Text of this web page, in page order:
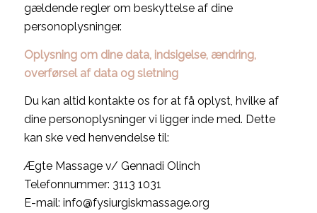
gældende regler om beskyttelse af dine
personoplysninger.
Oplysning om dine data, indsigelse, ændring,
overførsel af data og sletning
Du kan altid kontakte os for at få oplyst, hvilke af
dine personoplysninger vi ligger inde med. Dette
kan ske ved henvendelse til:
Ægte Massage v/ Gennadi Olinch
Telefonnummer: 3113 1031
E-mail: info@fysiurgiskmassage.org